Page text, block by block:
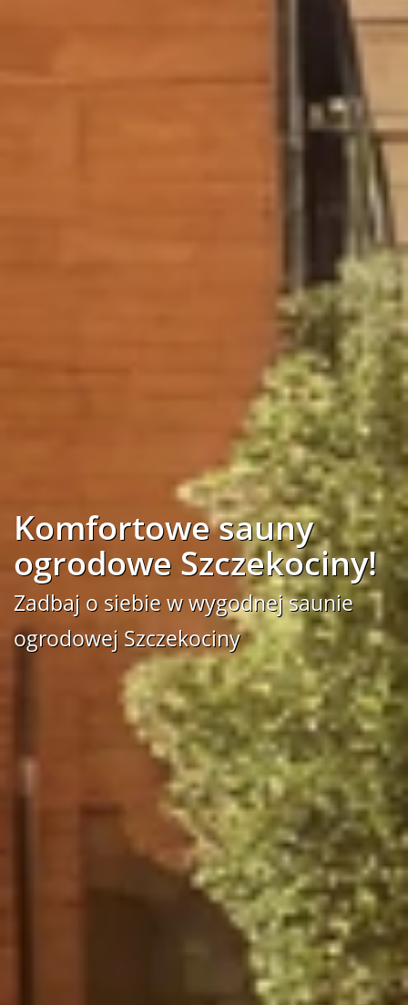
Komfortowe sauny
ogrodowe Szczekociny!
Zadbaj o siebie w wygodnej saunie
ogrodowej Szczekociny